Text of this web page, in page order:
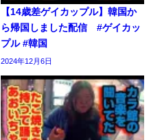
【14歳差ゲイカップル】韓国か
ら帰国しました配信 #ゲイカッ
プル #韓国
2024年12月6日